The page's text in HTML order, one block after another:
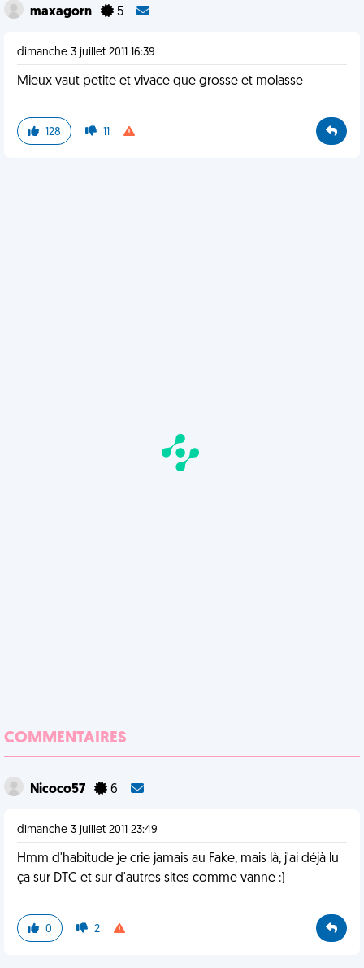
maxagorn 5
dimanche 3 juillet 2011 16:39
Mieux vaut petite et vivace que grosse et molasse
128 11
COMMENTAIRES
Nicoco57 6
dimanche 3 juillet 2011 23:49
Hmm d'habitude je crie jamais au Fake, mais là, j'ai déjà lu
ça sur DTC et sur d'autres sites comme vanne :)
0 2